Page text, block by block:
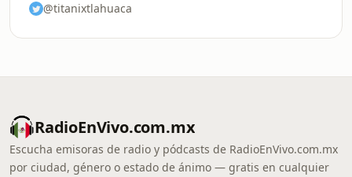
@titanixtlahuaca
RadioEnVivo.com.mx
Escucha emisoras de radio y pódcasts de RadioEnVivo.com.mx
por ciudad, género o estado de ánimo — gratis en cualquier